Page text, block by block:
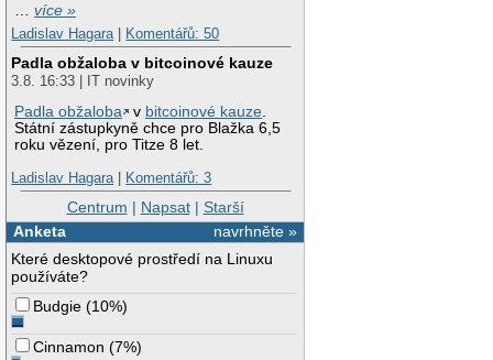
…více »
Ladislav Hagara| Komentářů: 50
Padla obžaloba v bitcoinové kauze
3.8. 16:33 | IT novinky
Padla obžaloba
v bitcoinové kauze.
Státní zástupkyně chce pro Blažka 6,5
roku vězení, pro Titze 8 let.
Ladislav Hagara| Komentářů: 3
Centrum | Napsat| Starší
navrhněte »
Anketa
Které desktopové prostředí na Linuxu
používáte?
Budgie (10%)
Cinnamon (7%)